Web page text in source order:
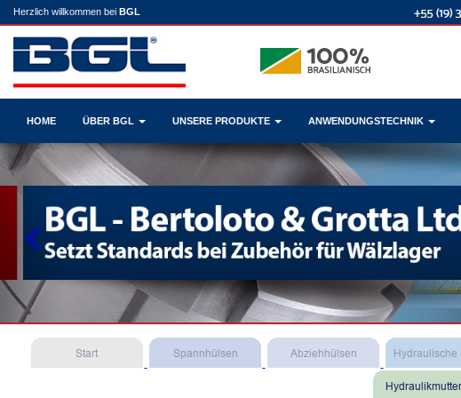
Herzlich willkommen bei BGL
HOME ÜBER BGL UNSERE PRODUKTE ANWENDUNGSTECHNIK
Previous